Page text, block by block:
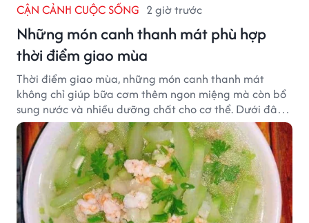
CẬN CẢNH CUỘC SỐNG 2 giờ trước
Những món canh thanh mát phù hợp
thời điểm giao mùa
Thời điểm giao mùa, những món canh thanh mát
không chỉ giúp bữa cơm thêm ngon miệng mà còn bổ
sung nước và nhiều dưỡng chất cho cơ thể. Dưới đây
là một số món canh đơn giản, dễ nấu, phù hợp cho cả
gia đình.